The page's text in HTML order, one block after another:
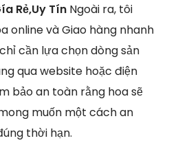
Rẻ,Uy Tín Ngoài ra, tôi
online và Giao hàng nhanh
cần lựa chọn dòng sản
qua website hoặc điện
bảo an toàn rằng hoa sẽ
muốn một cách an
thời hạn.